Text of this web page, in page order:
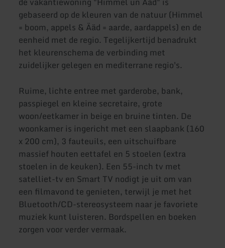
gebaseerd op de kleuren van de natuur (Himmel
= boom, appels & Ääd = aarde, aardappels) en de
eenheid met de regio. Tegelijkertijd benadrukt
het kleurenschema de verbinding met
zuidelijker gelegen en mediterrane regio's.
Ruime, lichte entree met garderobe, bank,
passpiegel en kleine secretaire, grote
woon/eetkamer in beige en bruine tinten. De
woonkamer is ingericht met een slaapbank (160
x 200 cm), 3 fauteuils, een uitschuifbare
massief houten eettafel en 5 stoelen (extra
stoelen in de keuken). Een 55-inch tv met
satelliet-tv en Smart TV nodigt je uit om van
een filmavond te genieten, terwijl je met het
Bluetooth/CD-stereosysteem naar je favoriete
muziek kunt luisteren. Bordspellen en boeken
zorgen voor verder vermaak.